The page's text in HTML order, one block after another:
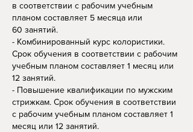
в соответствии с рабочим учебным
планом составляет 5 месяца или
60 занятий.
- Комбинированный курс колористики.
Срок обучения в соответствии с рабочим
учебным планом составляет 1 месяц или
12 занятий.
- Повышение квалификации по мужским
стрижкам. Срок обучения в соответствии
с рабочим учебным планом составляет 1
месяц или 12 занятий.